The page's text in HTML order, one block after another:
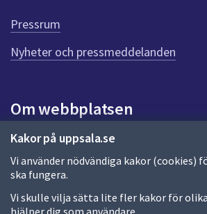
Kakor på uppsala.se
Vi använder nödvändiga kakor (cookies)
ska fungera.
Vi skulle vilja sätta lite fler kakor för
hjälper dig som användare.
e
n
n
a
d
a
Pressrum
Nyheter och pressmeddelanden
Om webbplatsen
Om webbplatsen
Allmänna handlingar och diarium
Behandling av personuppgifter